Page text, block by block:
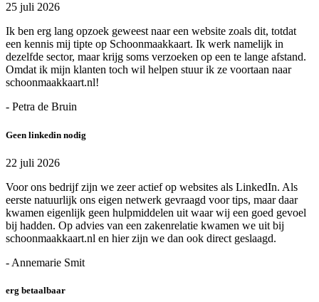
25 juli 2026
Ik ben erg lang opzoek geweest naar een website zoals dit, totdat
een kennis mij tipte op Schoonmaakkaart. Ik werk namelijk in
dezelfde sector, maar krijg soms verzoeken op een te lange afstand.
Omdat ik mijn klanten toch wil helpen stuur ik ze voortaan naar
schoonmaakkaart.nl!
- Petra de Bruin
Geen linkedin nodig
22 juli 2026
Voor ons bedrijf zijn we zeer actief op websites als LinkedIn. Als
eerste natuurlijk ons eigen netwerk gevraagd voor tips, maar daar
kwamen eigenlijk geen hulpmiddelen uit waar wij een goed gevoel
bij hadden. Op advies van een zakenrelatie kwamen we uit bij
schoonmaakkaart.nl en hier zijn we dan ook direct geslaagd.
- Annemarie Smit
erg betaalbaar